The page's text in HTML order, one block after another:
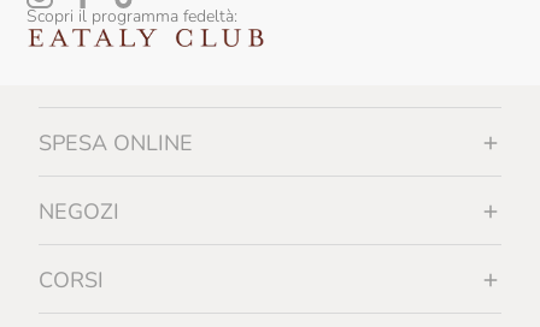
Scopri il programma fedeltà:
SPESA ONLINE
NEGOZI
CORSI